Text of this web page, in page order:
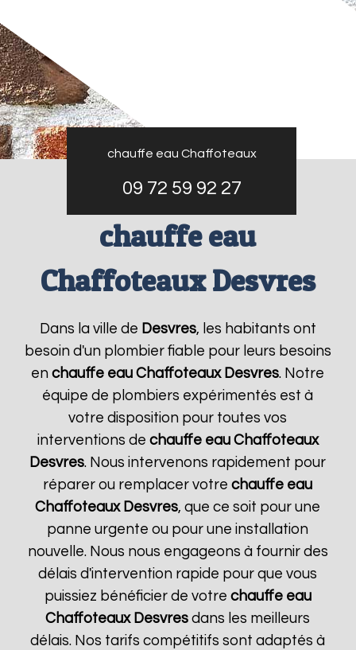
chauffe eau Chaffoteaux
09 72 59 92 27
chauffe eau
Chaffoteaux Desvres
Dans la ville de Desvres, les habitants ont
besoin d'un plombier fiable pour leurs besoins
enchauffe eau Chaffoteaux Desvres. Notre
équipe de plombiers expérimentés est à
votre disposition pour toutes vos
interventions de chauffe eau Chaffoteaux
Desvres. Nous intervenons rapidement pour
réparer ou remplacer votrechauffe eau
Chaffoteaux Desvres, que ce soit pour une
panne urgente ou pour une installation
nouvelle. Nous nous engageons à fournir des
délais d'intervention rapide pour que vous
puissiez bénéficier de votre chauffe eau
Chaffoteaux Desvres dans les meilleurs
délais. Nos tarifs compétitifs sont adaptés à